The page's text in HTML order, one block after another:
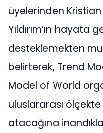
üyelerinden
Yıldırım’ın hayata
desteklemekten
belirterek, Trend
Model of World
uluslararası
atacağına